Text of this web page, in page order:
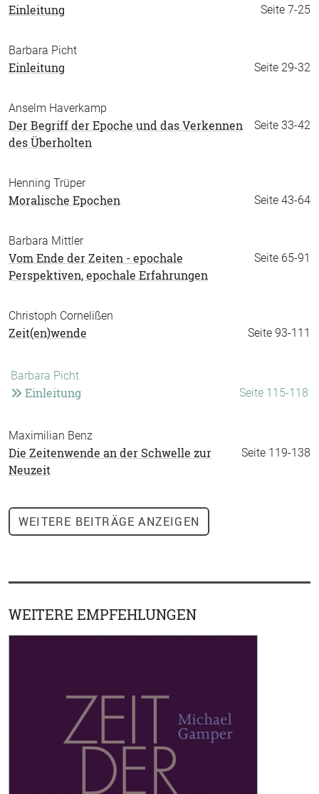
Seite 7-25
Einleitung
Barbara Picht
Seite 29-32
Einleitung
Anselm Haverkamp
Seite 33-42
Der Begriff der Epoche und das Verkennen
des Überholten
Henning Trüper
Seite 43-64
Moralische Epochen
Barbara Mittler
Seite 65-91
Vom Ende der Zeiten - epochale
Perspektiven, epochale Erfahrungen
Christoph Cornelißen
Seite 93-111
Zeit(en)wende
Barbara Picht
Seite 115-118
Einleitung
Maximilian Benz
Seite 119-138
Die Zeitenwende an der Schwelle zur
Neuzeit
WEITERE BEITRÄGE ANZEIGEN
WEITERE EMPFEHLUNGEN